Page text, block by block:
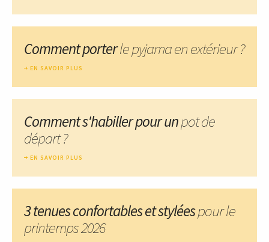
Comment porterle pyjama en extérieur ?
EN SAVOIR PLUS
Comment s'habiller pour unpot de
départ ?
EN SAVOIR PLUS
3 tenues confortables et styléespour le
printemps 2026